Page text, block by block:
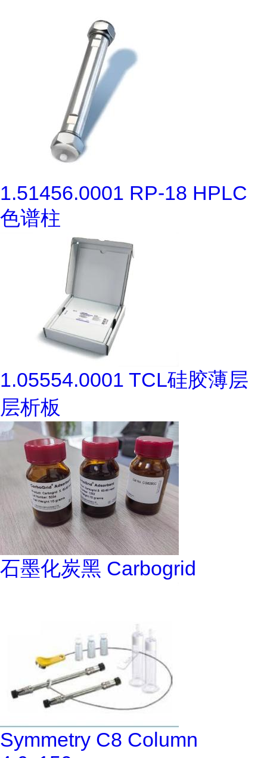
1.51456.0001 RP-18 HPLC
色谱柱
1.05554.0001 TCL硅胶薄层
层析板
石墨化炭黑 Carbogrid
Symmetry C8 Column